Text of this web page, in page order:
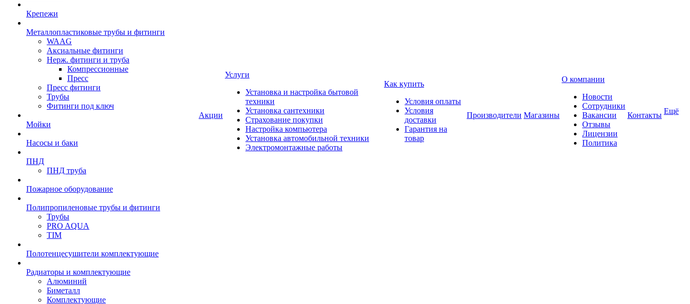
Крепежи
Металлопластиковые трубы и фитинги
WAAG
Аксиальные фитинги
Нерж. фитинги и труба
Компрессионные
Пресс
Пресс фитинги
Трубы
Фитинги под ключ
Мойки
Насосы и баки
ПНД
ПНД труба
Пожарное оборудование
Полипропиленовые трубы и фитинги
Трубы
PRO AQUA
TIM
Полотенцесушители комплектующие
Радиаторы и комплектующие
Алюминий
Биметалл
Комплектующие
Акции
Услуги
Установка и настройка бытовой
техники
Установка сантехники
Страхование покупки
Настройка компьютера
Установка автомобильной техники
Электромонтажные работы
Как купить
Условия оплаты
Условия
доставки
Гарантия на
товар
Производители Магазины
О компании
Новости
Сотрудники
Вакансии
Отзывы
Лицензии
Политика
Контакты Ещё